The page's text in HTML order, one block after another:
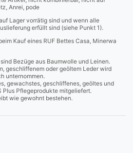
Anrei, pode
Lager vorrätig sind und wenn alle
erfüllt sind (siehe Punkt 1).
Kauf eines RUF Bettes Casa, Minerwa
Bezüge aus Baumwolle und Leinen.
geschliffenem oder geöltem Leder wird
unternommen.
gewachstes, geschliffenes, geöltes und
Plus Pflegeprodukte mitgeliefert.
wie gewohnt bestehen.